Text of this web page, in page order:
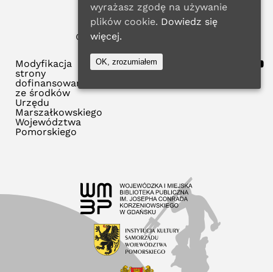
© 2026 WMBP w Gdańsku
Modyfikacja
strony
dofinansowana
ze środków
Urzędu
Marszałkowskiego
Województwa
Pomorskiego
wyrażasz zgodę na używanie
plików cookie. Dowiedz się
więcej.
OK, zrozumiałem